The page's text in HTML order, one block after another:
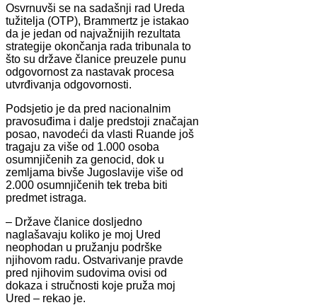
Osvrnuvši se na sadašnji rad Ureda
tužitelja (OTP), Brammertz je istakao
da je jedan od najvažnijih rezultata
strategije okončanja rada tribunala to
što su države članice preuzele punu
odgovornost za nastavak procesa
utvrđivanja odgovornosti.
Podsjetio je da pred nacionalnim
pravosuđima i dalje predstoji značajan
posao, navodeći da vlasti Ruande još
tragaju za više od 1.000 osoba
osumnjičenih za genocid, dok u
zemljama bivše Jugoslavije više od
2.000 osumnjičenih tek treba biti
predmet istraga.
– Države članice dosljedno
naglašavaju koliko je moj Ured
neophodan u pružanju podrške
njihovom radu. Ostvarivanje pravde
pred njihovim sudovima ovisi od
dokaza i stručnosti koje pruža moj
Ured – rekao je.